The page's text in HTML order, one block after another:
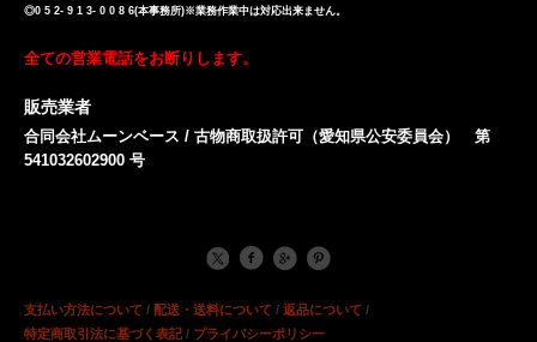
◎0 5 2- 9 1 3- 0 0 8 6(本事務所)※業務作業中は対応出来ません。
全ての営業電話をお断りします。
販売業者
合同会社ムーンベース / 古物商取扱許可（愛知県公安委員会） 第
541032602900 号
支払い方法について / 配送・送料について / 返品について /
特定商取引法に基づく表記/ プライバシーポリシー